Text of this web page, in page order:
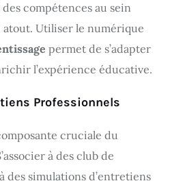
compétences au sein
atout. Utiliser le numérique
permet de s’adapter
l’expérience éducative.
Professionnels
cruciale du
à des club de
simulations d’entretiens